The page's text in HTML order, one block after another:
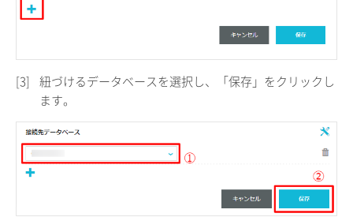
[3]
紐づけるデータベースを選択し、「保存」をクリックし
ます。